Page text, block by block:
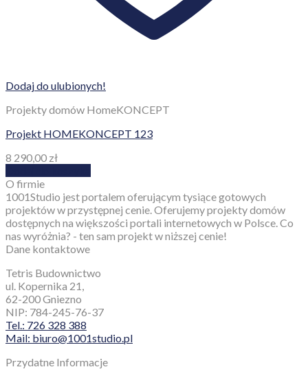
Dodaj do ulubionych!
Projekty domów HomeKONCEPT
Projekt HOMEKONCEPT 123
8 290,00 zł
O firmie
1001Studio jest portalem oferującym tysiące gotowych
projektów w przystępnej cenie. Oferujemy projekty domów
dostępnych na większości portali internetowych w Polsce. Co
nas wyróżnia? - ten sam projekt w niższej cenie!
Dane kontaktowe
Tetris Budownictwo
ul. Kopernika 21,
62-200 Gniezno
NIP: 784-245-76-37
Tel.: 726 328 388
Mail: biuro@1001studio.pl
Przydatne Informacje